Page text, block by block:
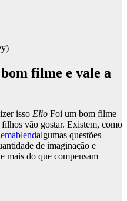
filme e vale a
isso Elio Foi um bom filme
vão gostar. Existem, como
algumas questões
de imaginação e
mais do que compensam